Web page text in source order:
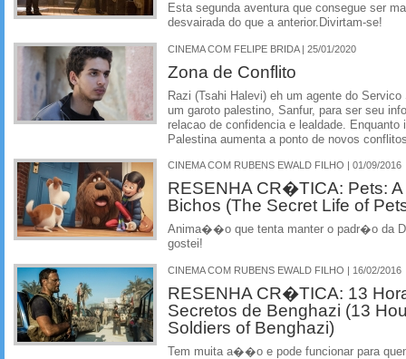
Esta segunda aventura que consegue ser
desvairada do que a anterior.Divirtam-se!
CINEMA COM FELIPE BRIDA | 25/01/2020
Zona de Conflito
Razi (Tsahi Halevi) eh um agente do
um garoto palestino, Sanfur, para ser seu
relacao de confidencia e lealdade.
Palestina aumenta a ponto de novos
CINEMA COM RUBENS EWALD FILHO | 01/09/2016
RESENHA CR�TICA: Pets:
Bichos (The Secret Life of
Anima��o que tenta manter o padr�o da
gostei!
CINEMA COM RUBENS EWALD FILHO | 16/02/2016
RESENHA CR�TICA: 13
Secretos de Benghazi (13
Soldiers of Benghazi)
Tem muita a��o e pode funcionar para